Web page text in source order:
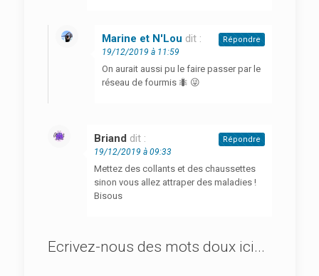
Marine et N'Lou dit :
19/12/2019 à 11:59
On aurait aussi pu le faire passer par le
réseau de fourmis 🐜 😜
Répondre
Briand dit :
19/12/2019 à 09:33
Mettez des collants et des chaussettes
sinon vous allez attraper des maladies !
Bisous
Répondre
Ecrivez-nous des mots doux ici...